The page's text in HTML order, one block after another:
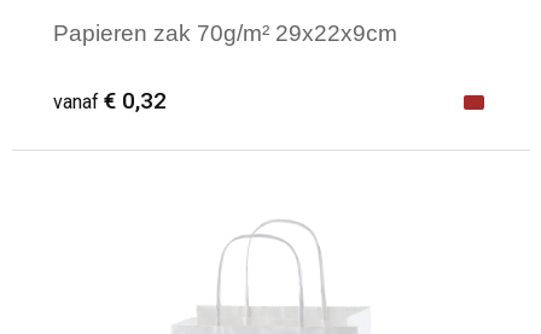
Papieren zak 70g/m² 29x22x9cm
vanaf € 0,32
Minimale afname: 1